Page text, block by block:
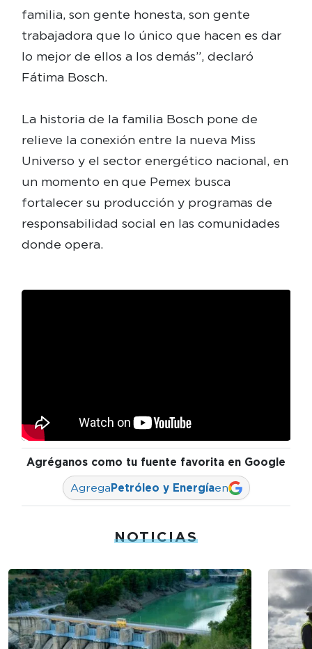
familia, son gente honesta, son gente
trabajadora que lo único que hacen es dar
lo mejor de ellos a los demás”, declaró
Fátima Bosch.
La historia de la familia Bosch pone de
relieve la conexión entre la nueva Miss
Universo y el sector energético nacional, en
un momento en que Pemex busca
fortalecer su producción y programas de
responsabilidad social en las comunidades
donde opera.
Agréganos como tu fuente favorita en Google
Agrega Petróleo y Energíaen
NOTICIAS